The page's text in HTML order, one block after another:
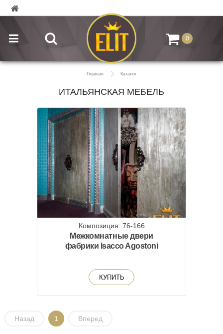
0
Главная Каталог
ИТАЛЬЯНСКАЯ МЕБЕЛЬ
Композиция: 76-166
Межкомнатные двери
фабрики Isacco Agostoni
КУПИТЬ
Назад 1 Вперед